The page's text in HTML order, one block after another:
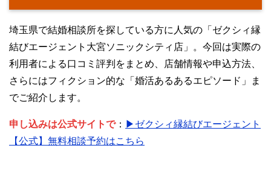
埼玉県で結婚相談所を探している方に人気の「ゼクシィ縁
結びエージェント大宮ソニックシティ店」。今回は実際の
利用者による口コミ評判をまとめ、店舗情報や申込方法、
さらにはフィクション的な「婚活あるあるエピソード」ま
でご紹介します。
申し込みは公式サイトで： ▶ゼクシィ縁結びエージェント
【公式】無料相談予約はこちら